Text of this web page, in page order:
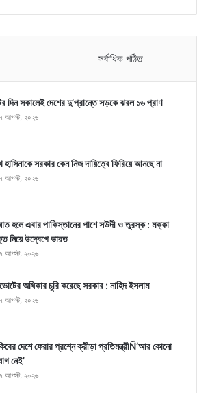
সর্বাধিক পঠিত
দিন সকালেই দেশের দু’প্রান্তে সড়কে ঝরল ১৬ প্রাণ
৭ আগস্ট, ২০২৬
হাসিনাকে সরকার কেন নিজ দায়িত্বে ফিরিয়ে আনছে না
৭ আগস্ট, ২০২৬
হলে এবার পাকিস্তানের পাশে সউদী ও তুরস্ক : মক্কা
নিয়ে উদ্বেগে ভারত
৭ আগস্ট, ২০২৬
অধিকার চুরি করেছে সরকার : নাহিদ ইসলাম
৭ আগস্ট, ২০২৬
দেশে ফেরার প্রশ্নে ক্রীড়া প্রতিমন্ত্রীÑ‘আর কোনো
নেই’
৭ আগস্ট, ২০২৬